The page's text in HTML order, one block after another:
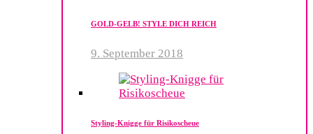
GOLD-GELB! STYLE DICH REICH
9. September 2018
Styling-Knigge für Risikoscheue